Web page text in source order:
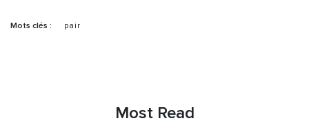
Mots clés : pair
Most Read